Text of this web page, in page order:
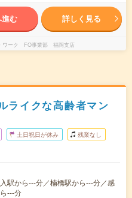
む 詳しく見る
ワーク FO事業部 福岡支店
ライクな高齢者マン
土日祝日が休み 残業なし
駅から---分／楠橋駅から---分／感
---分